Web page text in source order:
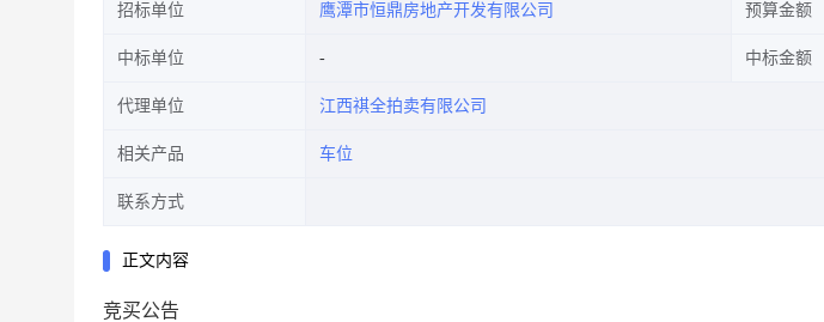
招标单位 鹰潭市恒鼎房地产开发有限公司 预算金额
中标单位 中标金额
代理单位 江西祺全拍卖有限公司
相关产品 车位
联系方式
正文内容
竞买公告